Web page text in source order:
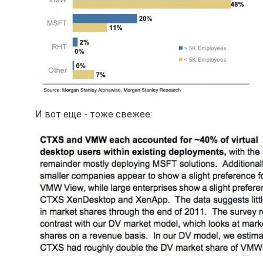
И вот еще - тоже свежее: